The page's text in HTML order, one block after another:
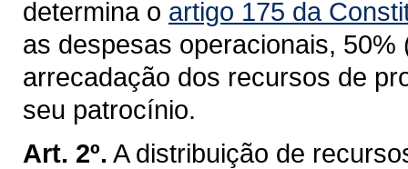
determina o artigo 175 da
as despesas operacionais,
arrecadação dos recursos de
seu patrocínio.
Art. 2º. A distribuição de